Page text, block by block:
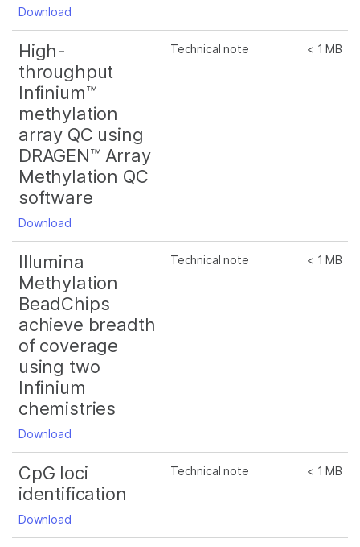
Download
High-
throughput
Infinium™
methylation
array QC using
DRAGEN™ Array
Methylation QC
software
Download
Technical note < 1 MB
Illumina
Methylation
BeadChips
achieve breadth
of coverage
using two
Infinium
chemistries
Download
Technical note < 1 MB
CpG loci
identification
Download
Technical note < 1 MB